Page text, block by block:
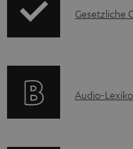
n
l
u
A
I
r
Gesetzliche
A
Audio-